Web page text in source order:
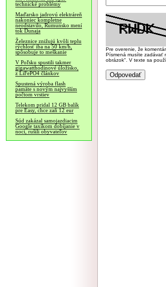
technické problémy
Maďarsko jadrovú elektráreň
nakoniec kompletne
neodstavilo, Rumunsko mení
tok Dunaja
Železnice znižujú kvôli teplu
rýchlosť iba na 50 km/h,
spôsobuje to meškanie
V Poľsku spustili takmer
gigawatthodinové úložisko,
z LiFePO4 článkov
Spustená výroba flash
pamäte s novým najvyšším
počtom vrstiev
Telekom pridal 12 GB balík
pre Easy, chce zaň 12 eur
Súd zakázal samojazdiacim
Google taxíkom dobíjanie v
noci, rušili obyvateľov
Pre overenie, že
Písmená musíte zadávať
obrázok". V texte sa